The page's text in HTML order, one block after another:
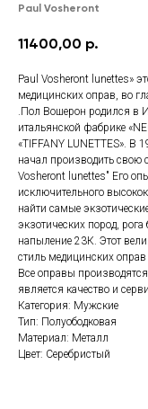
Paul Vosheront
11400,00 р.
Paul Vosheront lunettes»
медицинских оправ, во
.Пол Вошерон родился в
итальянской фабрике
«TIFFANY LUNETTES». В
начал производить свою
Vosheront lunettes" Его
исключительного
найти самые
экзотических пород,
напыление 23К. Этот
стиль медицинских оправ
Все оправы
является качество и
Категория: Мужские
Тип: Полуободковая
Материал: Металл
Цвет: Серебристый